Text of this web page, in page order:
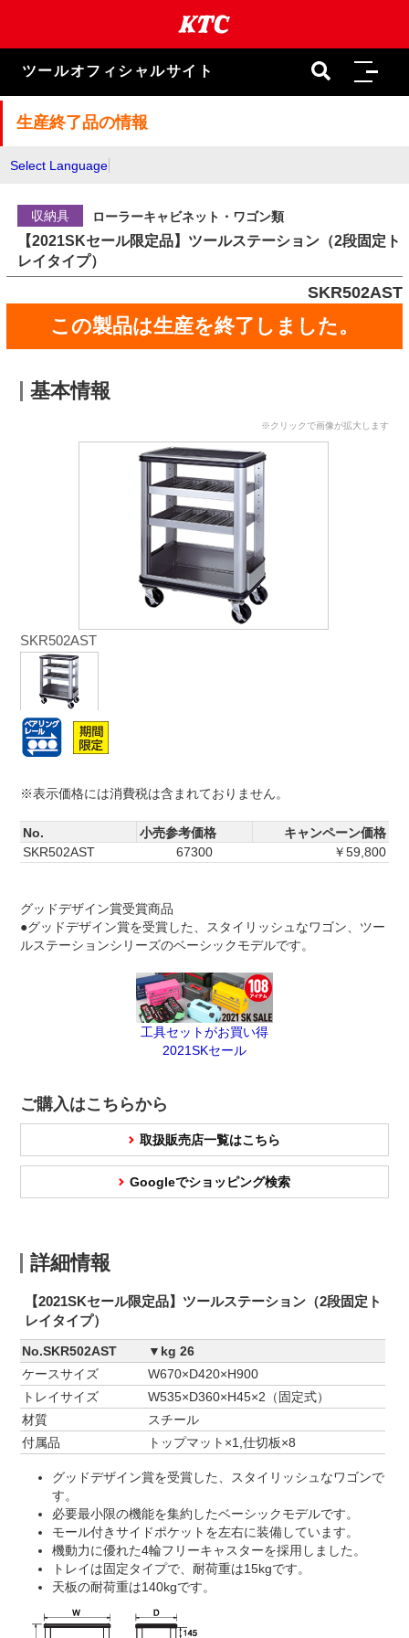
ま
キ
ツールオフィシャルサイト
生産終了品の情報
Select Language
収納具 ローラーキャビネット・ワゴン類
【2021SKセール限定品】ツールステーション（2段固定ト
レイタイプ）
SKR502AST
この製品は生産を終了しました。
基本情報
※クリックで画像が拡大します
SKR502AST
※表示価格には消費税は含まれておりません。
No. 小売参考価格
キャンペーン価格
SKR502AST
67300 ￥59,800
グッドデザイン賞受賞商品
●グッドデザイン賞を受賞した、スタイリッシュなワゴン、ツー
ルステーションシリーズのベーシックモデルです。
工具セットがお買い得
2021SKセール
ご購入はこちらから
取扱販売店一覧はこちら
Googleでショッピング検索
詳細情報
【2021SKセール限定品】ツールステーション（2段固定ト
レイタイプ）
No.SKR502AST
▼kg 26
ケースサイズ
W670×D420×H900
トレイサイズ
W535×D360×H45×2（固定式）
材質
スチール
付属品
トップマット×1,仕切板×8
グッドデザイン賞を受賞した、スタイリッシュなワゴンで
す。
必要最小限の機能を集約したベーシックモデルです。
モール付きサイドポケットを左右に装備しています。
機動力に優れた4輪フリーキャスターを採用しました。
トレイは固定タイプで、耐荷重は15kgです。
天板の耐荷重は140kgです。